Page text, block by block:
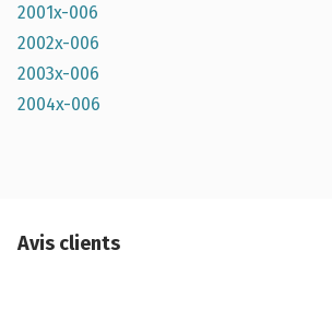
2001x-006
2002x-006
2003x-006
2004x-006
Avis clients